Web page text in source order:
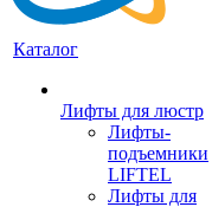
Каталог
Лифты для люстр
Лифты-
подъемники
LIFTEL
Лифты для